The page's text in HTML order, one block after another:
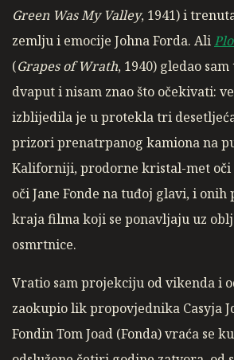
Green Was My Valley, 1941) i
zemlju i emocije Johna Forda. Ali
(Grapes of Wrath, 1940) gledao
dvaput i nisam znao što očekivati:
izblijedila je u protekla tri
prizori prenatrpanog kamiona na
Kaliforniji, prodorne kristal-met oči
oči Jane Fonde na tuđoj glavi, i onih
kraja filma koji se ponavljaju uz
osmrtnice.
Vratio sam projekciju od vikenda i
zaokupio lik propovjednika Casyja
Fondin Tom Joad (Fonda) vraća se